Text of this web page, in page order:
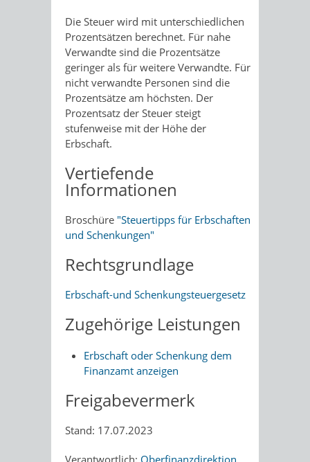
Die Steuer wird mit unterschiedlichen
Prozentsätzen berechnet. Für nahe
Verwandte sind die Prozentsätze
geringer als für weitere Verwandte. Für
nicht verwandte Personen sind die
Prozentsätze am höchsten. Der
Prozentsatz der Steuer steigt
stufenweise mit der Höhe der
Erbschaft.
Vertiefende
Informationen
Broschüre "Steuertipps für Erbschaften
und Schenkungen"
Rechtsgrundlage
Erbschaft-und Schenkungsteuergesetz
Zugehörige Leistungen
Erbschaft oder Schenkung dem
Finanzamt anzeigen
Freigabevermerk
Stand: 17.07.2023
Verantwortlich: Oberfinanzdirektion